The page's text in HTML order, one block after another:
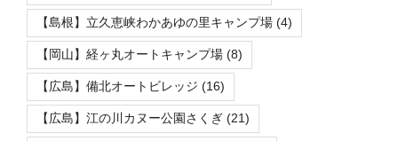
【島根】立久恵峡わかあゆの里キャンプ場 (4)
【岡山】経ヶ丸オートキャンプ場 (8)
【広島】備北オートビレッジ (16)
【広島】江の川カヌー公園さくぎ (21)